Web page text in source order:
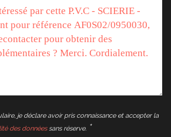
je déclare avoir pris connaissance et accepter la
des donnéessans réserve.